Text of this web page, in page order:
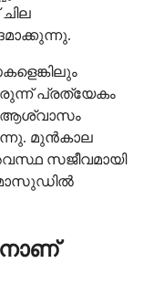
പ്രത്യേകം
ആശ്വാസം
മുൻകാല
സജീവമായി